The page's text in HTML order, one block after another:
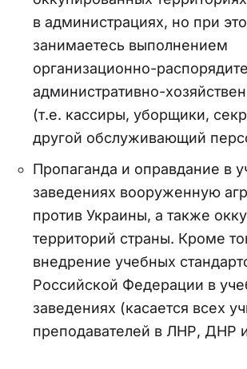
в администрациях, но при
занимаетесь выполнением
организационно-
административно-
(т.е. кассиры, уборщики,
другой обслуживающий
Пропаганда и оправдание в
заведениях вооруженную
против Украины, а также
территорий страны. Кроме
внедрение учебных
Российской Федерации в
заведениях (касается всех
преподавателей в ЛНР, ДНР